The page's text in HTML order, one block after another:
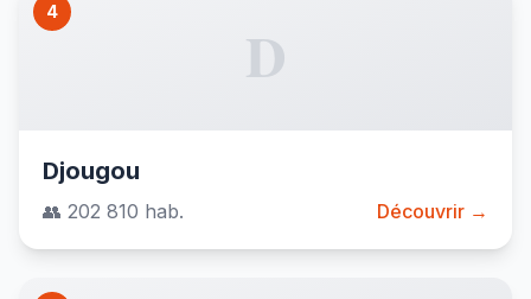
4
D
Djougou
👥 202 810 hab. Découvrir →